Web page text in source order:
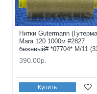
Нитки Gutermann
Mara 120 1000м #2827
бежевый# *07704* M/11
390.00р.
Купить